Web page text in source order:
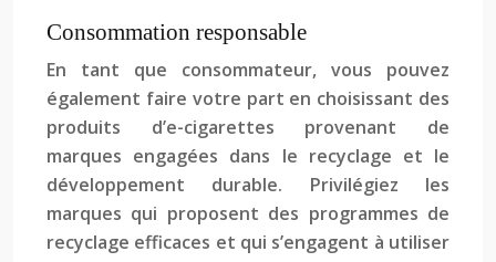
Consommation responsable
En tant que consommateur, vous pouvez
également faire votre part en choisissant des
produits d’e-cigarettes provenant de
marques engagées dans le recyclage et le
développement durable. Privilégiez les
marques qui proposent des programmes de
recyclage efficaces et qui s’engagent à utiliser